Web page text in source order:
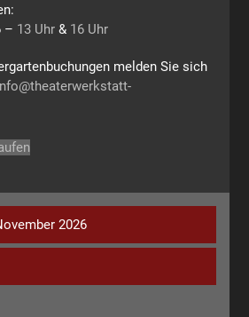
– 13 Uhr & 16 Uhr
melden Sie sich
2026